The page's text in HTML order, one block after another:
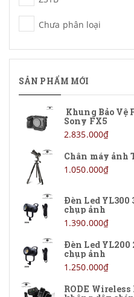
Chưa phân loại
SẢN PHẨM MỚI
Khung Bảo Vệ
Sony FX5
2.835.000₫
Chân máy ảnh
1.050.000₫
Đèn Led YL300
chụp ảnh
1.390.000₫
Đèn Led
chụp ảnh
1.250.000₫
RODE